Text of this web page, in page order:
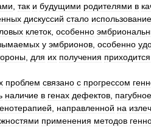
так и будущими родителями в
дискуссий стало использование
клеток особенно
у эмбрионов особенно
для их получения приходится
проблем связано с прогрессом
наличие в генах дефектов пагубное
направленной на
применения методов